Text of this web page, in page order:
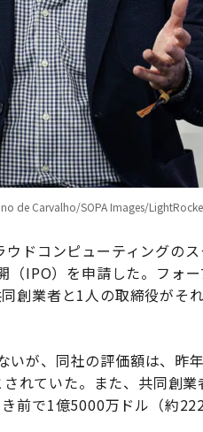
de Carvalho/SOPA Images/
ドコンピューティングの
IPO）を申請した。フォ
創業者と1人の取締役がそ
が、同社の評価額は、昨
れていた。また、共同創
前で1億5000万ドル（約